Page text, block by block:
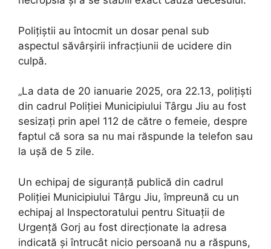
Polițiștii au întocmit un dosar penal sub
aspectul săvârșirii infracțiunii de ucidere din
culpă.
„La data de 20 ianuarie 2025, ora 22.13, polițiști
din cadrul Poliţiei Municipiului Târgu Jiu au fost
sesizați prin apel 112 de către o femeie, despre
faptul că sora sa nu mai răspunde la telefon sau
la ușă de 5 zile.
Un echipaj de siguranță publică din cadrul
Poliției Municipiului Târgu Jiu, împreună cu un
echipaj al Inspectoratului pentru Situații de
Urgență Gorj au fost direcționate la adresa
indicată și întrucât nicio persoană nu a răspuns,